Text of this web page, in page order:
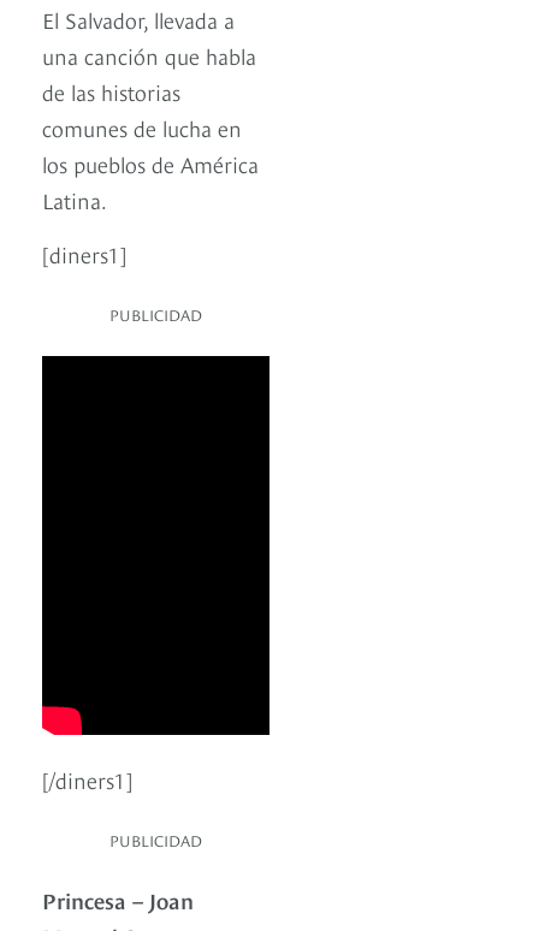
El Salvador, llevada a
una canción que habla
de las historias
comunes de lucha en
los pueblos de América
Latina.
[diners1]
PUBLICIDAD
[/diners1]
PUBLICIDAD
Princesa – Joan